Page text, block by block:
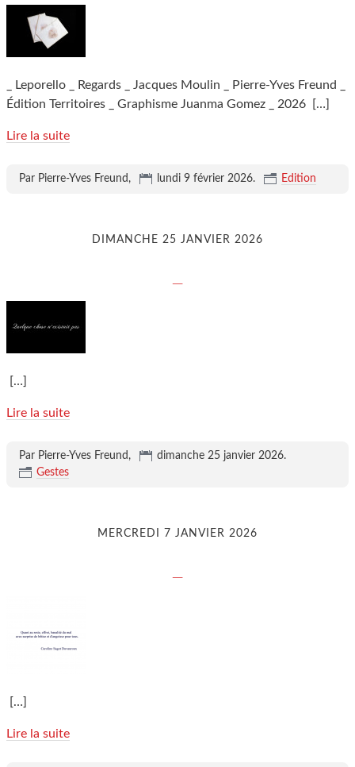
_ Leporello _ Regards _ Jacques Moulin _ Pierre-Yves Freund _
Édition Territoires _ Graphisme Juanma Gomez _ 2026
[…]
Lire la suite
Par Pierre-Yves Freund, lundi 9 février 2026. Edition
DIMANCHE 25 JANVIER 2026
[…]
Lire la suite
Par Pierre-Yves Freund, dimanche 25 janvier 2026.
Gestes
MERCREDI 7 JANVIER 2026
[…]
Lire la suite